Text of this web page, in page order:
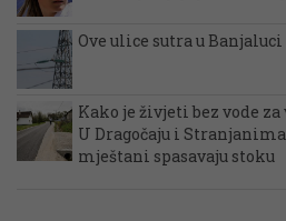
Ove ulice sutra u
Kako je živjeti bez vode
U Dragočaju i
mještani spasavaju stoku